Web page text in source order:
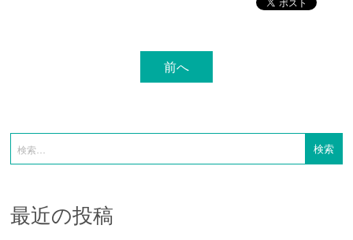
前へ
最近の投稿